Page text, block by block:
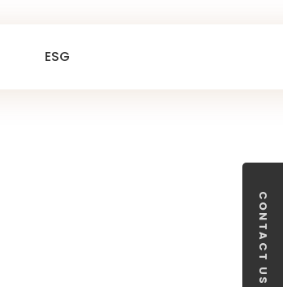
ESG
CONTACT US